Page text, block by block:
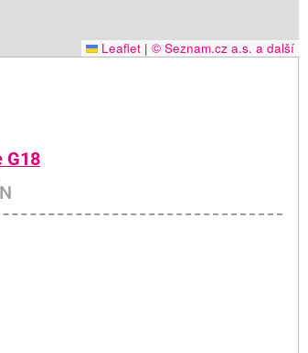
Leaflet | © Seznam.cz a.s. a další
G18